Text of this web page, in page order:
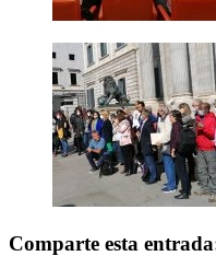
Comparte esta